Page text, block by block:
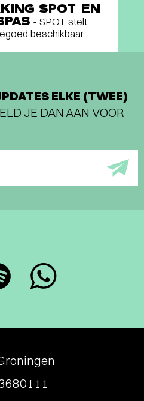
SPOT EN
- SPOT stelt
beschikbaar
ELKE (TWEE)
JE DAN AAN VOOR